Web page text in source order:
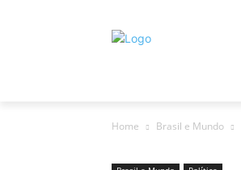
Home Brasil e Mundo